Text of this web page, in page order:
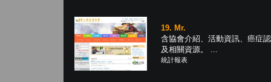
19. Mr.
含協會介紹、活動資訊、癌症
及相關資源。 ...
統計報表